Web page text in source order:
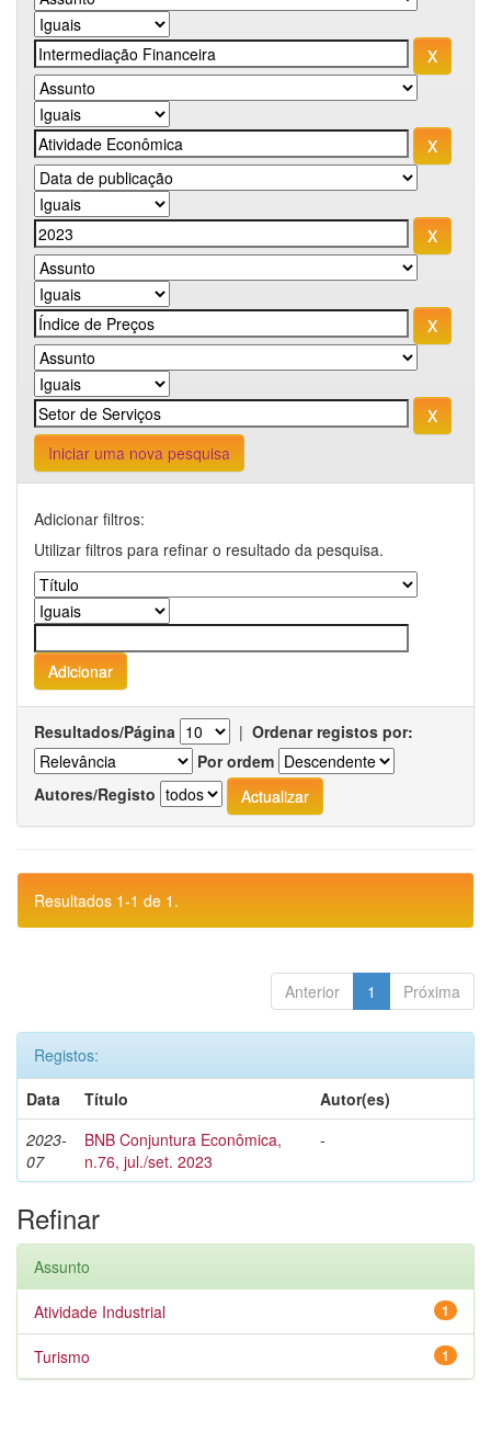
Iniciar uma nova pesquisa
Adicionar filtros:
Utilizar filtros para refinar o resultado da pesquisa.
Resultados/Página | Ordenar registos por:
Por ordem
Autores/Registo
Resultados 1-1 de 1.
Anterior 1 Próxima
Registos:
Data
Título
Autor(es)
2023-
07
BNB Conjuntura Econômica,
n.76, jul./set. 2023
-
Refinar
Assunto
1
Atividade Industrial
1
Turismo